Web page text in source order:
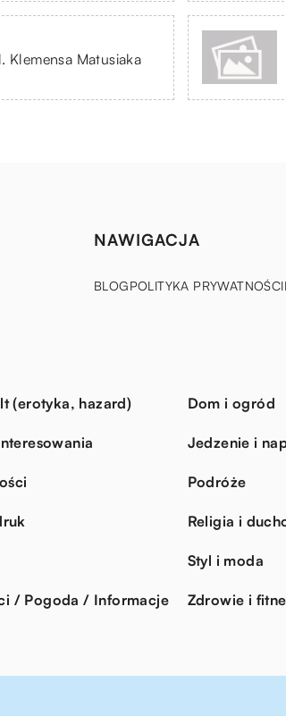
Klemensa Matusiaka
NAWIGACJA
BLOGPOLITYKA PRYWATNOŚCI
(erotyka, hazard) Dom i ogród
Jedzenie i
Podróże
Religia i
Styl i moda
/ Pogoda / Informacje Zdrowie i